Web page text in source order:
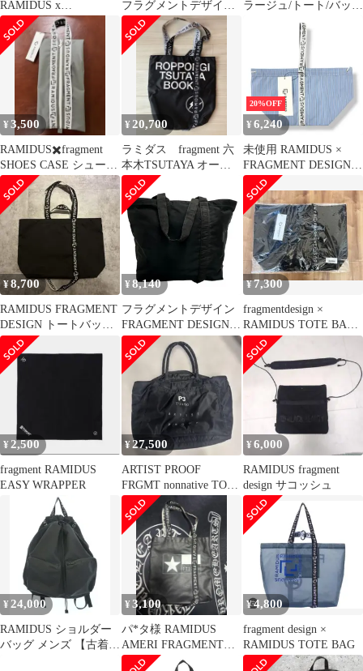
RAMIDUS x
SUNBRELLA TOTE
フラグメントデザイン
× RAMIDUS ラミダス
ポーチ シャイニー ブラ
ック系【極上美品】
【中古】
ラージュ/トート/バッ
グ/ヘッドポーター/ネイ
¥3,500
RAMIDUS✖️fragment
SHOES CASE シューズ
ケース
¥ 20,700
ラミダス fragment 六
本木TSUTAYA オープ
ン記念 トートバック
20%OFF
¥ 6,240
未使用 RAMIDUS ×
FRAGMENT DESIGN
DRAWSTRING POUCH
ドローストリングポー
チ ハンドバッグ カバン
ラミダス × フラグメン
トデザイン B008109 ブ
ルー O/S （96887A）
¥8,700
RAMIDUS FRAGMENT
DESIGN トートバッグ
ブラック
¥ 8,140
フラグメントデザイン
FRAGMENT DESIGN
×RAMIDUS ラミダス
Black Beauty Tote Bag ロ
ゴ ライン ブラック ビ
ューティー トート バッ
グ 黒 ブランド古着ベク
トル 中古▲260306
¥7,300
fragmentdesign ×
RAMIDUS TOTE BAG
(L)
¥2,500
fragment RAMIDUS
EASY WRAPPER
¥27,500
ARTIST PROOF
FRGMT nonnative TOTE
BAG
¥6,000
RAMIDUS fragment
design サコッシュ
¥ 24,000
RAMIDUS ショルダー
バッグ メンズ 【古着】
¥3,100
パ*タ様 RAMIDUS
AMERI FRAGMENTト
ートバッグ (M) ブラ
¥4,800
fragment design ×
RAMIDUS TOTE BAG